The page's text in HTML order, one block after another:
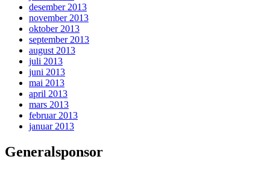
desember 2013
november 2013
oktober 2013
september 2013
august 2013
juli 2013
juni 2013
mai 2013
april 2013
mars 2013
februar 2013
januar 2013
Generalsponsor